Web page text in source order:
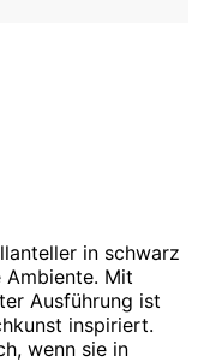
in schwarz
Mit
Ausführung ist
inspiriert.
wenn sie in